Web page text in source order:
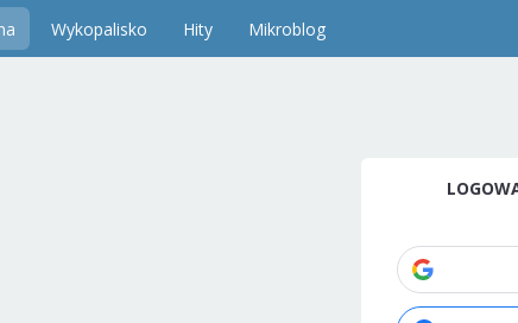
Wykopalisko Hity Mikroblog